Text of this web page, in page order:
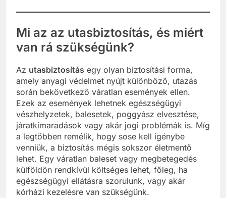
Mi az az utasbiztosítás, és miért
van rá szükségünk?
Az utasbiztosítás egy olyan biztosítási forma,
amely anyagi védelmet nyújt különböző, utazás
során bekövetkező váratlan események ellen.
Ezek az események lehetnek egészségügyi
vészhelyzetek, balesetek, poggyász elvesztése,
járatkimaradások vagy akár jogi problémák is. Míg
a legtöbben remélik, hogy sose kell igénybe
venniük, a biztosítás mégis sokszor életmentő
lehet. Egy váratlan baleset vagy megbetegedés
külföldön rendkívül költséges lehet, főleg, ha
egészségügyi ellátásra szorulunk, vagy akár
kórházi kezelésre van szükségünk.